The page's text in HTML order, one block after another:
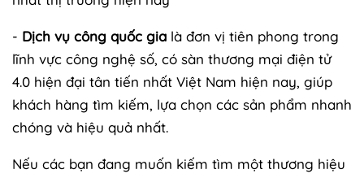
- Dịch vụ công quốc gia là đơn vị tiên phong trong
lĩnh vực công nghệ số, có sàn thương mại điện tử
4.0 hiện đại tân tiến nhất Việt Nam hiện nay, giúp
khách hàng tìm kiếm, lựa chọn các sản phẩm nhanh
chóng và hiệu quả nhất.
Nếu các bạn đang muốn kiếm tìm một thương hiệu